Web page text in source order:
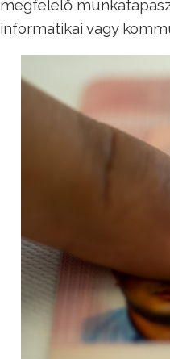
megfelelő
informatikai vagy